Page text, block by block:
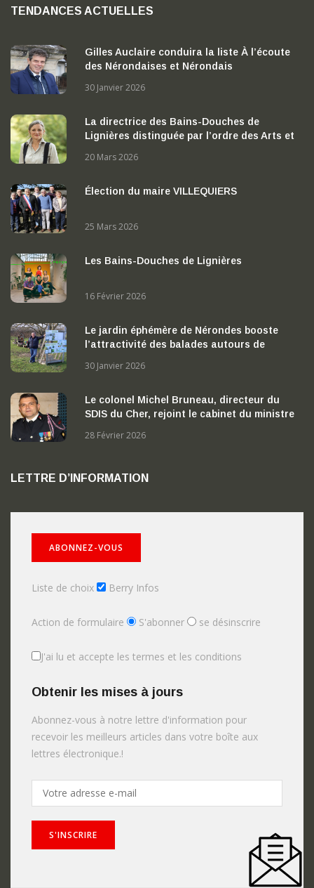
TENDANCES ACTUELLES
Gilles Auclaire conduira la liste À l’écoute
des Nérondaises et Nérondais
30 Janvier 2026
La directrice des Bains-Douches de
Lignières distinguée par l’ordre des Arts et
20 Mars 2026
Élection du maire VILLEQUIERS
25 Mars 2026
Les Bains-Douches de Lignières
16 Février 2026
Le jardin éphémère de Nérondes booste
l’attractivité des balades autours de
30 Janvier 2026
Le colonel Michel Bruneau, directeur du
SDIS du Cher, rejoint le cabinet du ministre
28 Février 2026
LETTRE D’INFORMATION
Liste de choix Berry Infos
Action de formulaire S'abonner se désinscrire
J'ai lu et accepte les termes et les conditions
Obtenir les mises à jours
Abonnez-vous à notre lettre d'information pour
recevoir les meilleurs articles dans votre boîte aux
lettres électronique.!